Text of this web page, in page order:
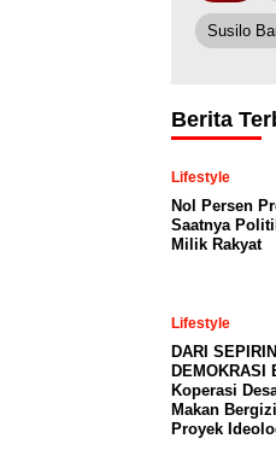
Susilo
Berita
Lifestyle
Nol Persen
Saatnya
Milik Rakyat
Lifestyle
DARI
DEMOKRASI
Koperasi
Makan
Proyek